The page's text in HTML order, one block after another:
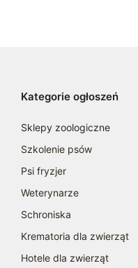
Kategorie ogłoszeń
Sklepy zoologiczne
Szkolenie psów
Psi fryzjer
Weterynarze
Schroniska
Krematoria dla zwierząt
Hotele dla zwierząt